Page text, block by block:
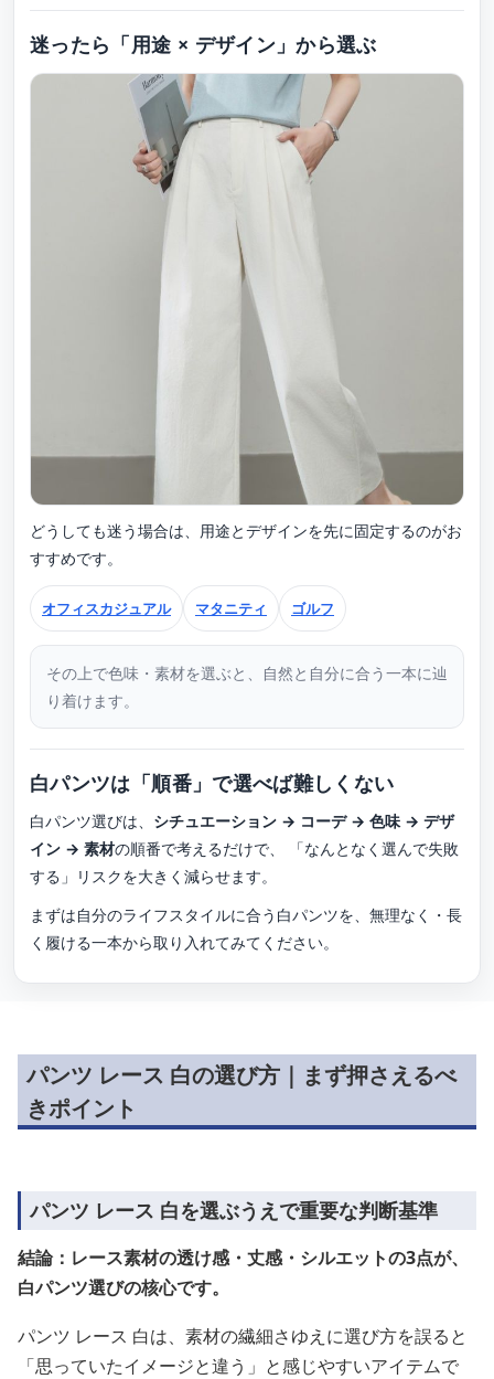
迷ったら「用途 × デザイン」から選ぶ
どうしても迷う場合は、用途とデザインを先に固定するのがお
すすめです。
オフィスカジュアル マタニティ ゴルフ
その上で色味・素材を選ぶと、自然と自分に合う一本に辿
り着けます。
白パンツは「順番」で選べば難しくない
白パンツ選びは、 シチュエーション → コーデ → 色味 → デザ
イン → 素材の順番で考えるだけで、 「なんとなく選んで失敗
する」リスクを大きく減らせます。
まずは自分のライフスタイルに合う白パンツを、無理なく・長
く履ける一本から取り入れてみてください。
パンツ レース 白の選び方｜まず押さえるべ
きポイント
パンツ レース 白を選ぶうえで重要な判断基準
結論：レース素材の透け感・丈感・シルエットの3点が、
白パンツ選びの核心です。
パンツ レース 白は、素材の繊細さゆえに選び方を誤ると
「思っていたイメージと違う」と感じやすいアイテムで